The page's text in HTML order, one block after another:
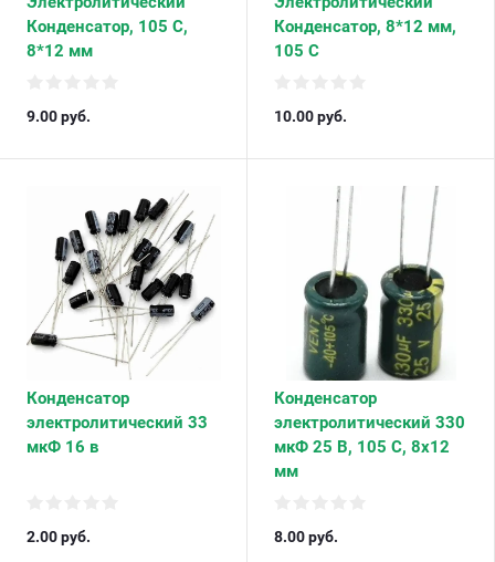
Конденсатор, 105 С,
8*12 мм
9.00руб.
Конденсатор, 8*12 мм,
105 С
10.00руб.
Конденсатор
электролитический 33
мкФ 16 в
2.00руб.
Конденсатор
электролитический 330
мкФ 25 В, 105 С, 8х12
мм
8.00руб.